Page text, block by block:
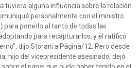
tuviera alguna influencia sobre la relación
personalmente con el ministro
para ponerlo al tanto de todas las
para recapturarlos, y él ratificó
dijo Storani a Página/12. Pero desde
hijo del vicepresidente asesinado, dejó